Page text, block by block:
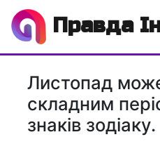
Правда
Листопад
складним
знаків зодіаку.